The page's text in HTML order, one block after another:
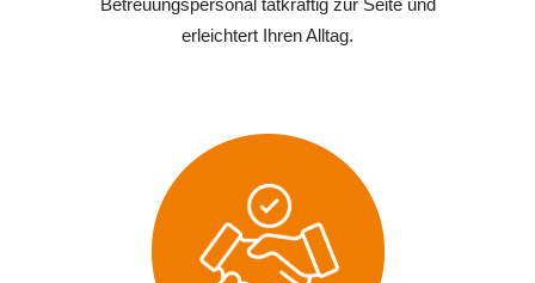
Betreuungspersonal tatkräftig zur Seite und
erleichtert Ihren Alltag.